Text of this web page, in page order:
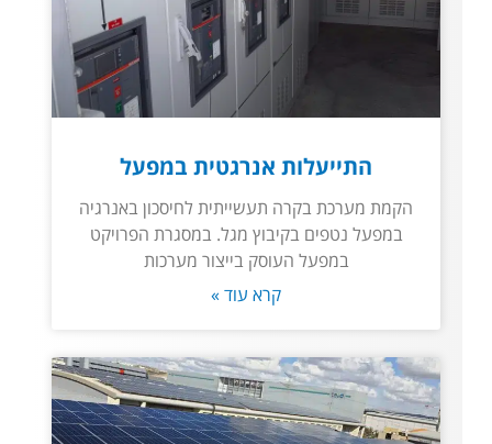
התייעלות אנרגטית במפעל
הקמת מערכת בקרה תעשייתית לחיסכון באנרגיה
במפעל נטפים בקיבוץ מגל. במסגרת הפרויקט
במפעל העוסק בייצור מערכות
קרא עוד »